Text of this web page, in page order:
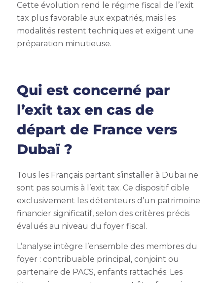
Cette évolution rend le régime fiscal de l’exit
tax plus favorable aux expatriés, mais les
modalités restent techniques et exigent une
préparation minutieuse.
Qui est concerné par
l’exit tax en cas de
départ de France vers
Dubaï ?
Tous les Français partant s’installer à Dubaï ne
sont pas soumis à l’exit tax. Ce dispositif cible
exclusivement les détenteurs d’un patrimoine
financier significatif, selon des critères précis
évalués au niveau du foyer fiscal.
L’analyse intègre l’ensemble des membres du
foyer : contribuable principal, conjoint ou
partenaire de PACS, enfants rattachés. Les